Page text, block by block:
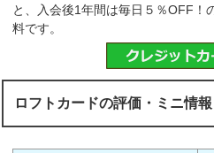
と、入会後1年間は毎日５％OFF！
料です。
ロフトカードの評価・ミニ情報